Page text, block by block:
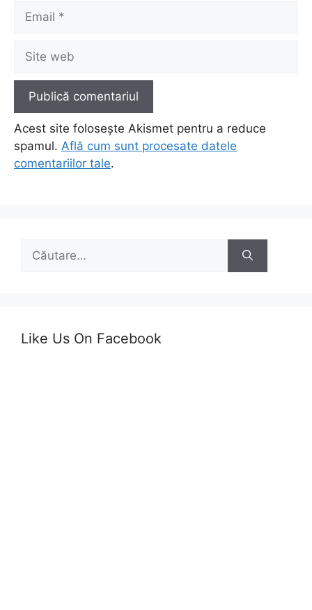
Email
Site
web
Acest site folosește Akismet pentru a reduce
spamul. Află cum sunt procesate datele
comentariilor tale.
după:
Like Us On Facebook